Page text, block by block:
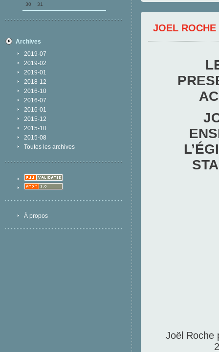
30 31
Archives
2019-07
2019-02
2019-01
2018-12
2016-10
2016-07
2016-01
2015-12
2015-10
2015-08
Toutes les archives
À propos
JOEL ROCHE
Joël Roche